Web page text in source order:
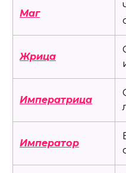
Маг
Жрица
Императрица
Император